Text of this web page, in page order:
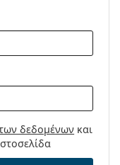
δεδομένων και